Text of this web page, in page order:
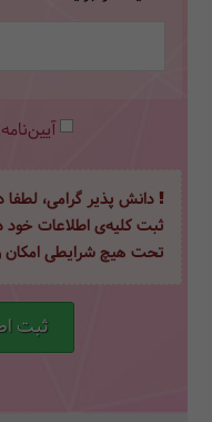
دانش پذیر گرامی، لطفا
ثبت کلیه‌ی اطلاعات خود
تحت هیچ شرایطی امکان
ثبت